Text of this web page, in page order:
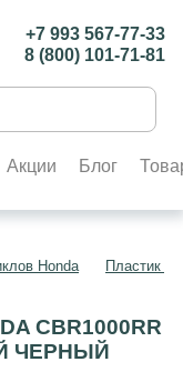
+7 993 567-77-33
8 (800) 101-71-81
Акции Блог
Honda Пластик
CBR1000RR
ЧЕРНЫЙ